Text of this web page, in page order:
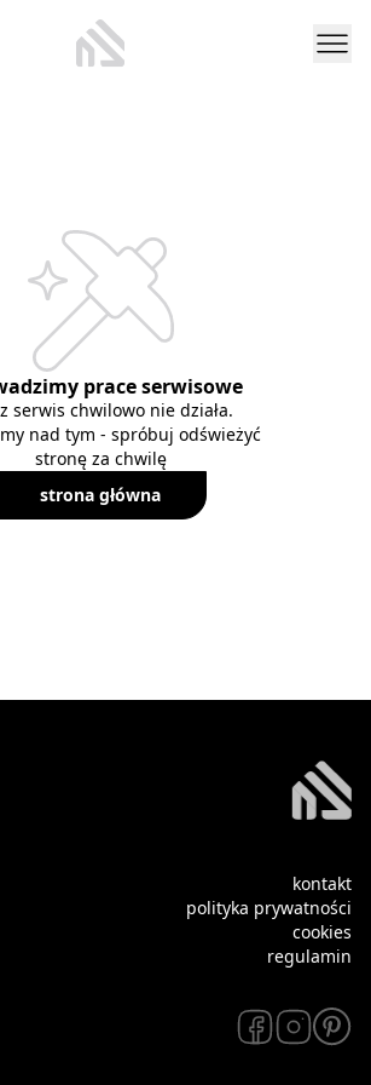
prace serwisowe
serwis chwilowo nie działa.
nad tym - spróbuj odświeżyć
stronę za chwilę
strona główna
kontakt
polityka prywatności
cookies
regulamin